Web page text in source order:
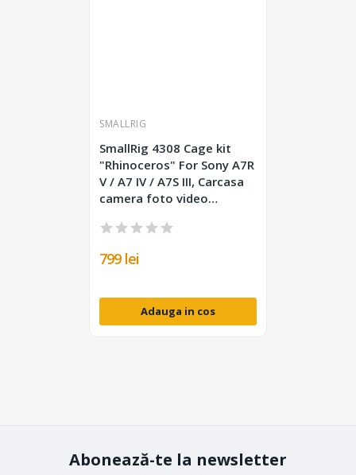
SMALLRIG
SmallRig 4308 Cage kit
"Rhinoceros" For Sony A7R
V / A7 IV / A7S III, Carcasa
camera foto video
799 lei
Adauga in cos
Abonează-te la newsletter